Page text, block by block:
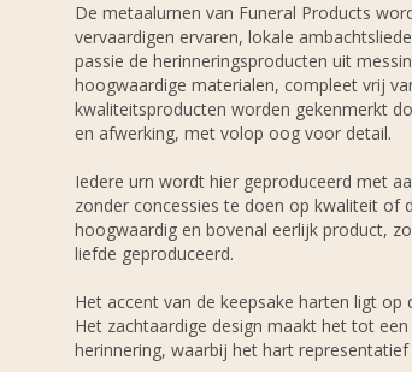
De metaalurnen van Funeral Products
vervaardigen ervaren, lokale
passie de herinneringsproducten uit
hoogwaardige materialen, compleet vrij
kwaliteitsproducten worden gekenmerkt
en afwerking, met volop oog voor detail.
Iedere urn wordt hier geproduceerd met
zonder concessies te doen op kwaliteit of
hoogwaardig en bovenal eerlijk product,
liefde geproduceerd.
Het accent van de keepsake harten ligt op
Het zachtaardige design maakt het tot
herinnering, waarbij het hart